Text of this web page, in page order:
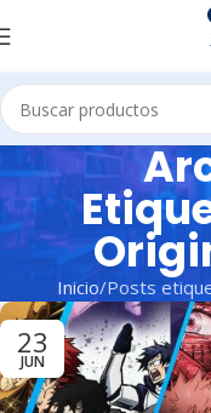
Inicio Posts
23
JUN